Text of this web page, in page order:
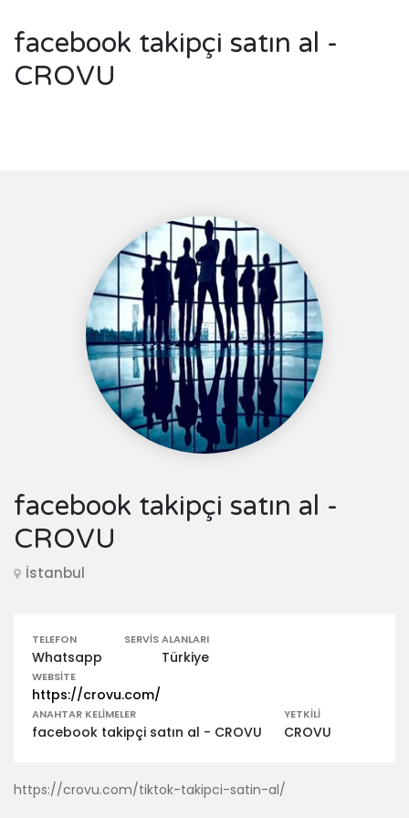
facebook takipçi satın al -
CROVU
facebook takipçi satın al -
CROVU
İstanbul
TELEFON
Whatsapp
SERVIS ALANLARI
Türkiye
WEBSITE
https://crovu.com/
ANAHTAR KELIMELER
facebook takipçi satın al - CROVU
YETKILI
CROVU
https://crovu.com/tiktok-takipci-satin-al/